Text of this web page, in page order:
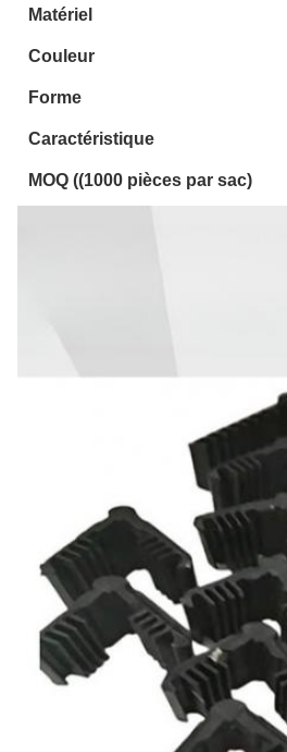
Matériel
Couleur
Forme
Caractéristique
MOQ ((1000 pièces par sac)